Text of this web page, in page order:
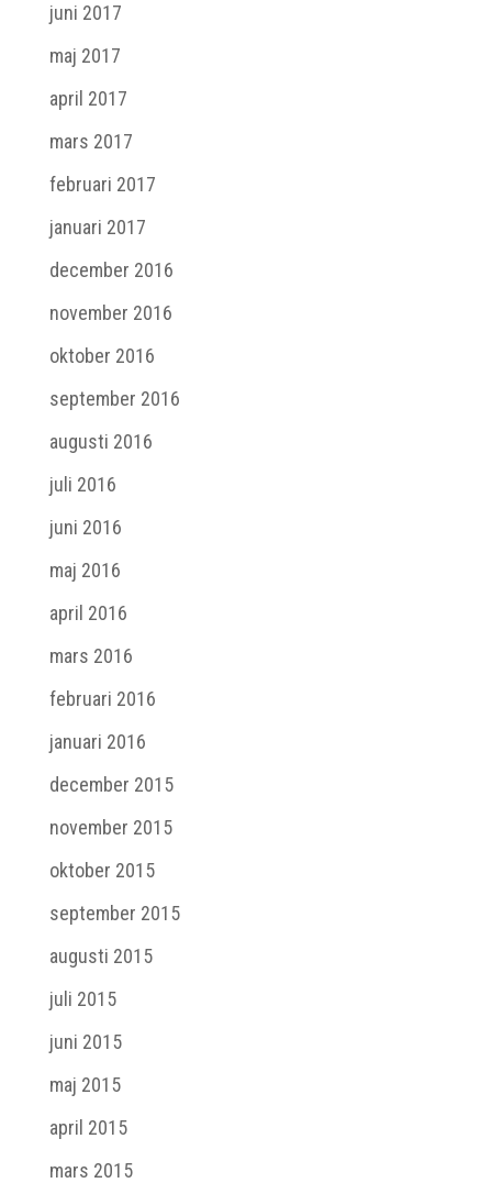
juni 2017
maj 2017
april 2017
mars 2017
februari 2017
januari 2017
december 2016
november 2016
oktober 2016
september 2016
augusti 2016
juli 2016
juni 2016
maj 2016
april 2016
mars 2016
februari 2016
januari 2016
december 2015
november 2015
oktober 2015
september 2015
augusti 2015
juli 2015
juni 2015
maj 2015
april 2015
mars 2015